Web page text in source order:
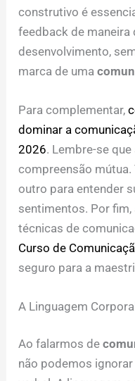
construtivo é
feedback de maneira
desenvolvimento,
marca de uma
Para complementar,
dominar a
2026. Lembre-se
compreensão mútua.
outro para entender
sentimentos. Por
técnicas de
Curso de
seguro para a
A Linguagem
Ao falarmos de
não podemos